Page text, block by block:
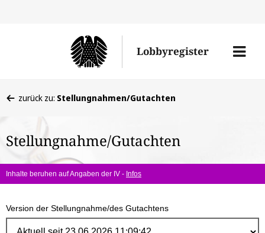
Lobbyregister
Menü
befinden
hier:
zurück zu: Stellungnahmen/Gutachten
Stellungnahme/Gutachten
Inhalte beruhen auf Angaben der IV - Infos
Version der Stellungnahme/des Gutachtens